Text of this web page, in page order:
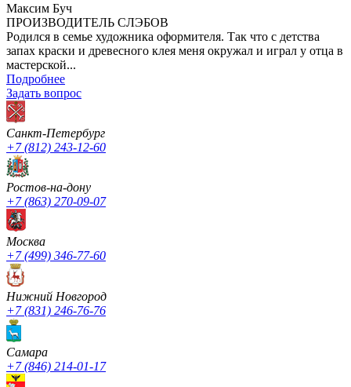
Максим Буч
ПРОИЗВОДИТЕЛЬ СЛЭБОВ
Родился в семье художника оформителя. Так что с детства
запах краски и древесного клея меня окружал и играл у отца в
мастерской...
Подробнее
Задать вопроc
Санкт-Петербург
+7 (812) 243-12-60
Ростов-на-дону
+7 (863) 270-09-07
Москва
+7 (499) 346-77-60
Нижний Новгород
+7 (831) 246-76-76
Cамара
+7 (846) 214-01-17